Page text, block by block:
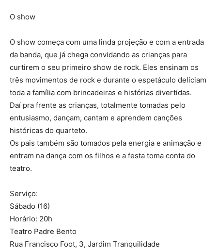
O show
O show começa com uma linda projeção e com a entrada
da banda, que já chega convidando as crianças para
curtirem o seu primeiro show de rock. Eles ensinam os
três movimentos de rock e durante o espetáculo deliciam
toda a família com brincadeiras e histórias divertidas.
Daí pra frente as crianças, totalmente tomadas pelo
entusiasmo, dançam, cantam e aprendem canções
históricas do quarteto.
Os pais também são tomados pela energia e animação e
entram na dança com os filhos e a festa toma conta do
teatro.
Serviço:
Sábado (16)
Horário: 20h
Teatro Padre Bento
Rua Francisco Foot, 3, Jardim Tranquilidade